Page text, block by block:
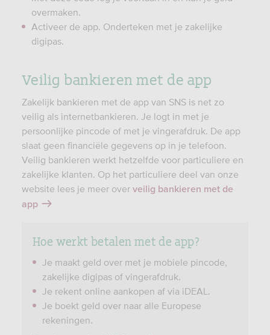
l
a
s
overmaken.
Activeer de app. Onderteken met je zakelijke
digipas.
Veilig bankieren met de app
Zakelijk bankieren met de app van SNS is net zo
veilig als internetbankieren. Je logt in met je
persoonlijke pincode of met je vingerafdruk. De app
slaat geen financiële gegevens op in je telefoon.
Veilig bankieren werkt hetzelfde voor particuliere en
zakelijke klanten. Op het particuliere deel van onze
website lees je meer over veilig bankieren met de
app
Hoe werkt betalen met de app?
Je maakt geld over met je mobiele pincode,
zakelijke digipas of vingerafdruk.
Je rekent online aankopen af via iDEAL.
Je boekt geld over naar alle Europese
rekeningen.